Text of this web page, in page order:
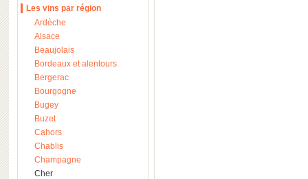
Les vins par région
Ardèche
Alsace
Beaujolais
Bordeaux et alentours
Bergerac
Bourgogne
Bugey
Buzet
Cahors
Chablis
Champagne
Cher